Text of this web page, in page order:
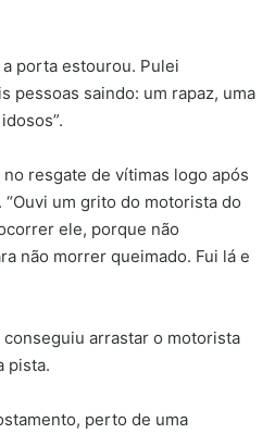
porta estourou. Pulei
pessoas saindo: um rapaz, uma
resgate de vítimas logo após
um grito do motorista do
ele, porque não
não morrer queimado. Fui lá e
arrastar o motorista
pista.
perto de uma